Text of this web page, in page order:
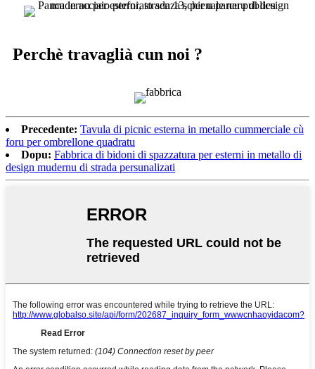
Perchè travaglià cun noi ?
Precedente: Tavula di picnic esterna in metallo cummerciale cù
foru per ombrellone quadratu
Dopu: Fabbrica di bidoni di spazzatura per esterni in metallo di
design mudernu di strada persunalizati